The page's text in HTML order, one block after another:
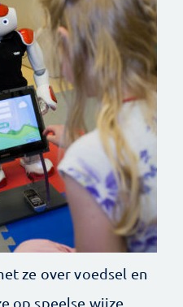
ze over voedsel en
op speelse wijze